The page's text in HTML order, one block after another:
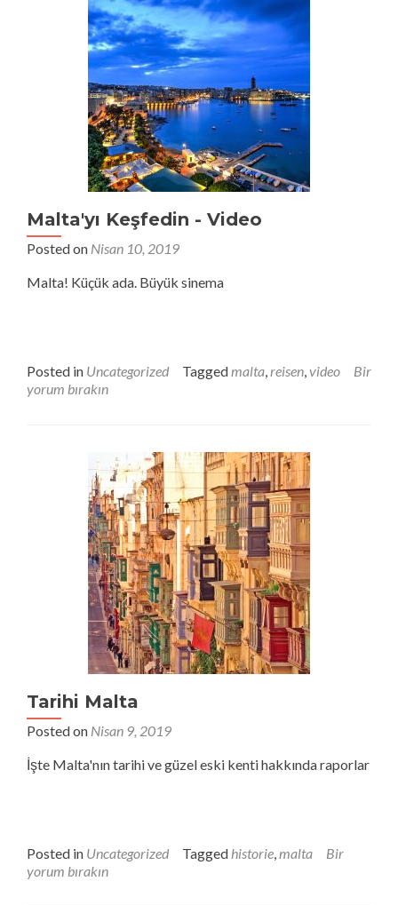
Malta'yı Keşfedin - Video
Posted on Nisan 10, 2019
Malta! Küçük ada. Büyük sinema
Posted in Uncategorized Taggedmalta,reisen,video
Bir
yorum bırakın
Tarihi Malta
Posted on Nisan 9, 2019
İşte Malta'nın tarihi ve güzel eski kenti hakkında raporlar
Posted in Uncategorized Tagged historie,malta
Bir
yorum bırakın